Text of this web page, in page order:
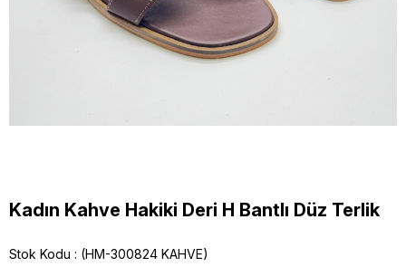
Kadın Kahve Hakiki Deri H Bantlı Düz Terlik
Stok Kodu
(HM-300824 KAHVE)